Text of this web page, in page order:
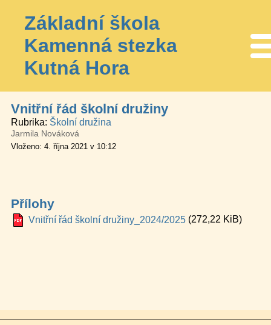
Základní škola
Kamenná stezka
Kutná Hora
Vnitřní řád školní družiny
Rubrika Školní družina
Jarmila Nováková
Vloženo: 4. října 2021 v 10:12
Přílohy
Vnitřní řád školní družiny_2024/2025 (272,22 KiB)